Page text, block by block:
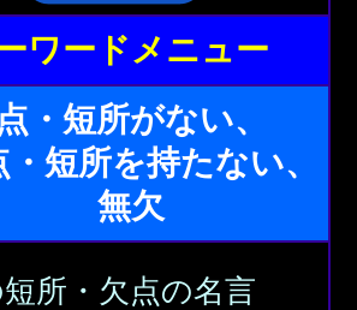
ワードメニュー
・短所がない、
短所を持たない、
無欠
所・欠点の名言